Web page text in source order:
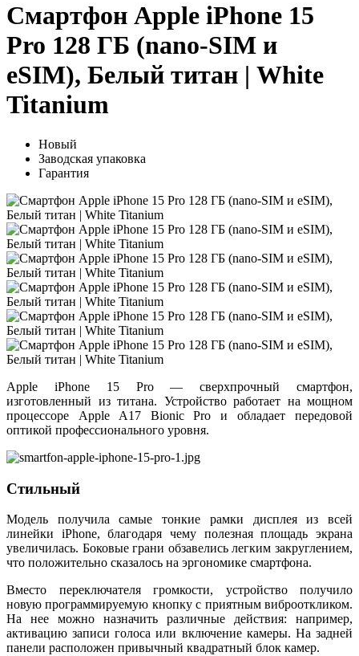
Смартфон Apple iPhone 15
Pro 128 ГБ (nano-SIM и
eSIM), Белый титан | White
Titanium
Новый
Заводская упаковка
Гарантия
Apple iPhone 15 Pro — сверхпрочный смартфон,
изготовленный из титана. Устройство работает на мощном
процессоре Apple A17 Bionic Pro и обладает передовой
оптикой профессионального уровня.
Стильный
Модель получила самые тонкие рамки дисплея из всей
линейки iPhone, благодаря чему полезная площадь экрана
увеличилась. Боковые грани обзавелись легким закруглением,
что положительно сказалось на эргономике смартфона.
Вместо переключателя громкости, устройство получило
новую программируемую кнопку с приятным виброоткликом.
На нее можно назначить различные действия: например,
активацию записи голоса или включение камеры. На задней
панели расположен привычный квадратный блок камер.